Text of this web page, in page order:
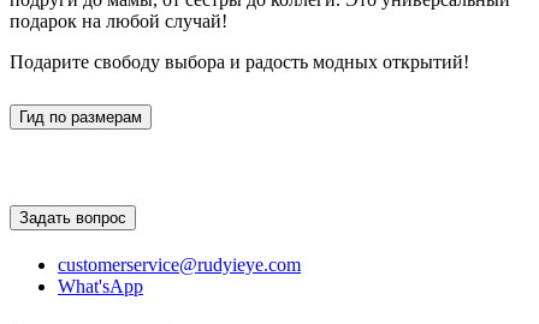
подарок на любой случай!
Подарите свободу выбора и радость модных открытий!
Гид по размерам
Задать вопрос
customerservice@rudyieye.com
What'sApp